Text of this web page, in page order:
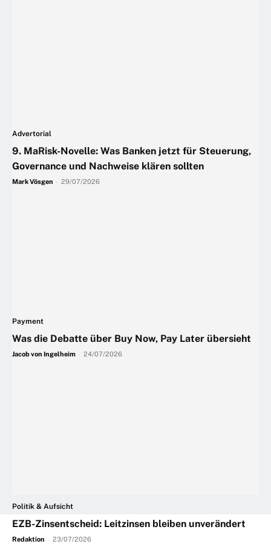
Advertorial
9. MaRisk-Novelle: Was Banken jetzt für Steuerung,
Governance und Nachweise klären sollten
Mark Vösgen 29/07/2026
Payment
Was die Debatte über Buy Now, Pay Later übersieht
Jacob von Ingelheim 24/07/2026
Politik & Aufsicht
EZB-Zinsentscheid: Leitzinsen bleiben unverändert
Redaktion - 23/07/2026